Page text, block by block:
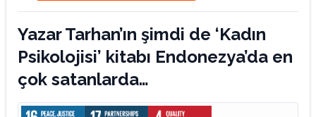
Yazar Tarhan’ın şimdi de ‘Kadın
Psikolojisi’ kitabı Endonezya’da en
çok satanlarda…